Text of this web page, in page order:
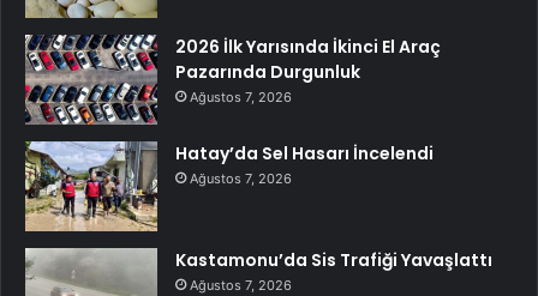
2026 İlk Yarısında İkinci El Araç
Pazarında Durgunluk
Ağustos 7, 2026
Hatay’da Sel Hasarı İncelendi
Ağustos 7, 2026
Kastamonu’da Sis Trafiği Yavaşlattı
Ağustos 7, 2026